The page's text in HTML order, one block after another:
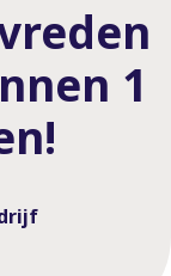
1